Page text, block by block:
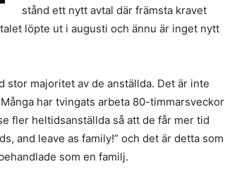
stånd ett nytt avtal där främsta kravet
löpte ut i augusti och ännu är inget nytt
stor majoritet av de anställda. Det är inte
har tvingats arbeta 80-timmarsveckor
fler heltidsanställda så att de får mer tid
and leave as family!” och det är detta som
som en familj.